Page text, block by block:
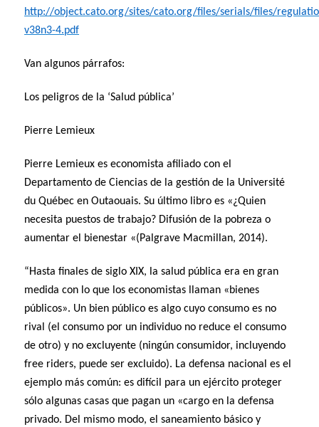
http://object.cato.org/sites/cato.org/files/serials/files/
v38n3-4.pdf
Van algunos párrafos:
Los peligros de la ‘Salud pública’
Pierre Lemieux
Pierre Lemieux es economista afiliado con el
Departamento de Ciencias de la gestión de la Université
du Québec en Outaouais. Su último libro es «¿Quien
necesita puestos de trabajo? Difusión de la pobreza o
aumentar el bienestar «(Palgrave Macmillan, 2014).
“Hasta finales de siglo XIX, la salud pública era en gran
medida con lo que los economistas llaman «bienes
públicos». Un bien público es algo cuyo consumo es no
rival (el consumo por un individuo no reduce el consumo
de otro) y no excluyente (ningún consumidor, incluyendo
free riders, puede ser excluido). La defensa nacional es el
ejemplo más común: es difícil para un ejército proteger
sólo algunas casas que pagan un «cargo en la defensa
privado. Del mismo modo, el saneamiento básico y